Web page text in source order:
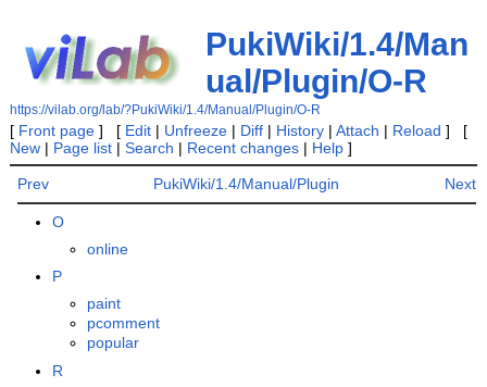
PukiWiki/1.4/Man
ual/Plugin/O-R
https://vilab.org/lab/?PukiWiki/1.4/Manual/Plugin/O-R
[ Front page] [ Edit| Unfreeze| Diff| History| Attach | Reload ] [
New| Page list| Search | Recent changes| Help]
Prev Next
PukiWiki/1.4/Manual/Plugin
O
online
P
paint
pcomment
popular
R